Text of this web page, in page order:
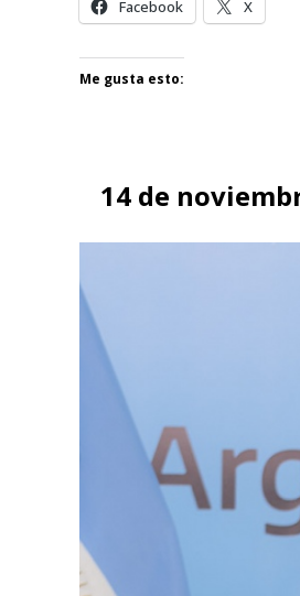
Facebook X
Me gusta esto:
14 de